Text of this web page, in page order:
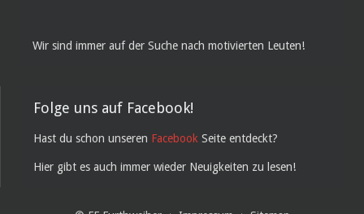
Wir sind immer auf der Suche nach motivierten Leuten!
Folge uns auf Facebook!
Hast du schon unseren Facebook Seite entdeckt?
Hier gibt es auch immer wieder Neuigkeiten zu lesen!